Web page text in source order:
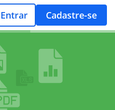
Entrar Cadastre-se